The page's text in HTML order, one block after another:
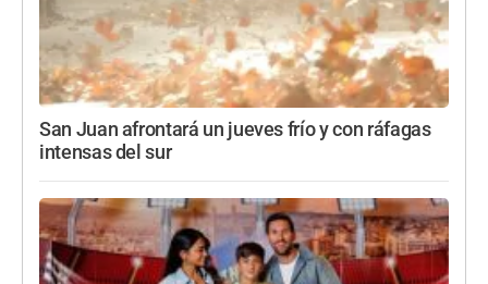
San Juan afrontará un jueves frío y con ráfagas
intensas del sur